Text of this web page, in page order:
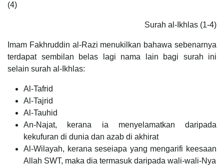
(4)
Surah al-Ikhlas (1-4)
Imam Fakhruddin al-Razi menukilkan bahawa sebenarnya
terdapat sembilan belas lagi nama lain bagi surah ini
selain surah al-Ikhlas:
Al-Tafrid
Al-Tajrid
Al-Tauhid
An-Najat, kerana ia menyelamatkan daripada
kekufuran di dunia dan azab di akhirat
Al-Wilayah, kerana seseiapa yang mengarifi keesaan
Allah SWT, maka dia termasuk daripada wali-wali-Nya